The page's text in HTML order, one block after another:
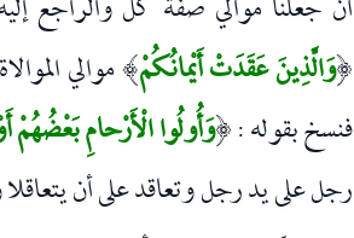
(وَالَّذِينَ عَقَدَتْ أَيْمانُكُمْ) موالي
فنسخ بقوله : (وَأُولُوا الْأَرْحامِ
رجل على يد رجل وتعاقد على أن